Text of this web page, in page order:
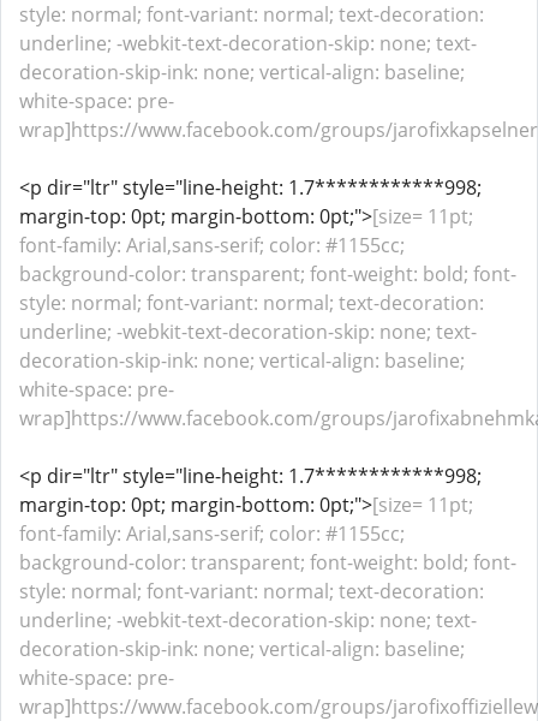
style: normal; font-variant: normal; text-decoration:
underline; -webkit-text-decoration-skip: none; text-
decoration-skip-ink: none; vertical-align: baseline;
white-space: pre-
wrap]https://www.facebook.com/groups/
<p dir="ltr" style="line-height: 1.7************998;
margin-top: 0pt; margin-bottom: 0pt;">[size= 11pt;
font-family: Arial,sans-serif; color: #1155cc;
background-color: transparent; font-weight: bold; font-
style: normal; font-variant: normal; text-decoration:
underline; -webkit-text-decoration-skip: none; text-
decoration-skip-ink: none; vertical-align: baseline;
white-space: pre-
wrap]https://www.facebook.com/groups/
<p dir="ltr" style="line-height: 1.7************998;
margin-top: 0pt; margin-bottom: 0pt;">[size= 11pt;
font-family: Arial,sans-serif; color: #1155cc;
background-color: transparent; font-weight: bold; font-
style: normal; font-variant: normal; text-decoration:
underline; -webkit-text-decoration-skip: none; text-
decoration-skip-ink: none; vertical-align: baseline;
white-space: pre-
wrap]https://www.facebook.com/groups/